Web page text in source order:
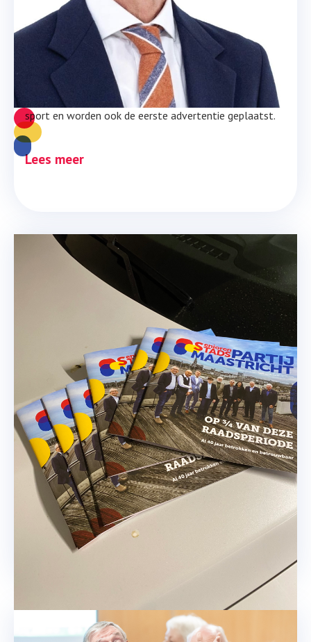
voorzichtig begonnen
Met de gemeenteraadsverkiezingen in het zicht op 18
maart a.s. zijn de activiteiten van de campagne
voorzichtig begonnen Zo organiseert de SPM
'Stadsgesprekken' over onderwerpen als gezondheid en
sport en worden ook de eerste advertentie geplaatst.
Lees meer
Welkom op onze
nieuwjaarsreceptie
10 januari om 14 uur bij de Dwaze Herder.
Lees meer